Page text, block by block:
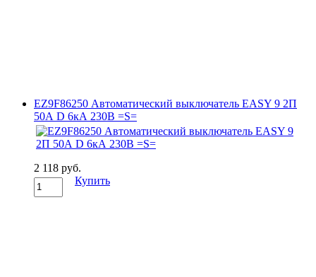
EZ9F86250 Автоматический выключатель EASY 9 2П
50А D 6кА 230В =S=
2 118 руб.
Купить